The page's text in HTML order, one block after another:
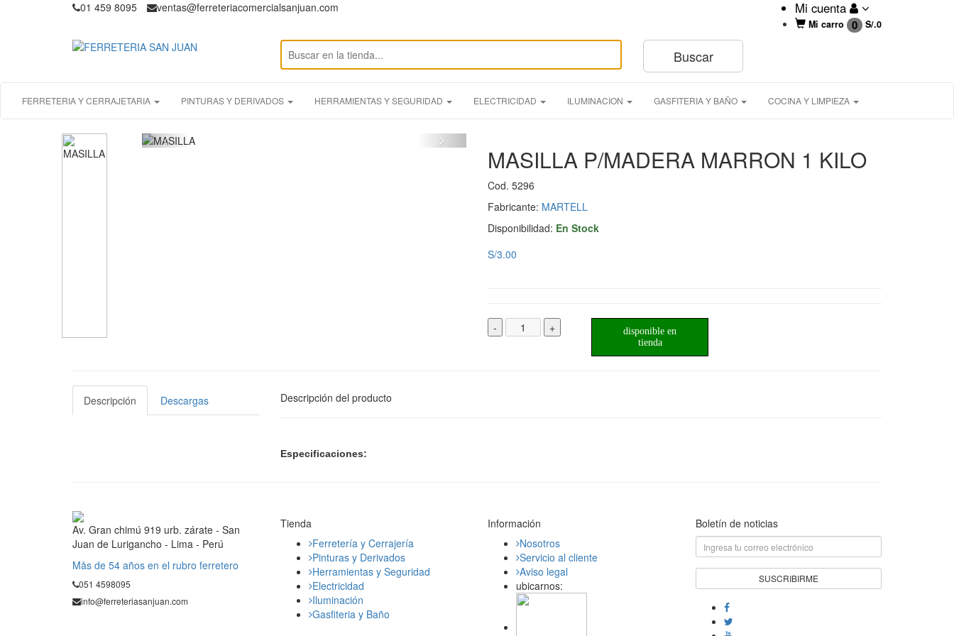
01 459 8095 ventas@ferreteriacomercialsanjuan.com Mi cuenta
Mi carro 0 S/.0
FERRETERIA Y CERRAJETARIA PINTURAS Y DERIVADOS HERRAMIENTAS Y SEGURIDAD ELECTRICIDAD ILUMINACION GASFITERIA Y BAÑO COCINA Y LIMPIEZA
MASILLA P/MADERA MARRON 1 KILO
Cod. 5296
Fabricante: MARTELL
Disponibilidad: En Stock
S/3.00
- +
disponible en
tienda
Descripción Descargas Descripción del producto
Especificaciones:
Av. Gran chimú 919 urb. zárate - San
Juan de Lurigancho - Lima - Perú
Mås de 54 años en el rubro ferretero
051 4598095
info@ferreteriasanjuan.com
Tienda
Ferretería y Cerrajería
Pinturas y Derivados
Herramientas y Seguridad
Electricidad
Iluminación
Gasfiteria y Baño
Información
Nosotros
Servicio al cliente
Aviso legal
ubicarnos:
Boletín de noticias